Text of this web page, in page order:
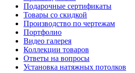
Подарочные сертификаты
Товары со скидкой
Производство по чертежам
Портфолио
Видео галерея
Коллекции товаров
Ответы на вопросы
Установка натяжных потолков